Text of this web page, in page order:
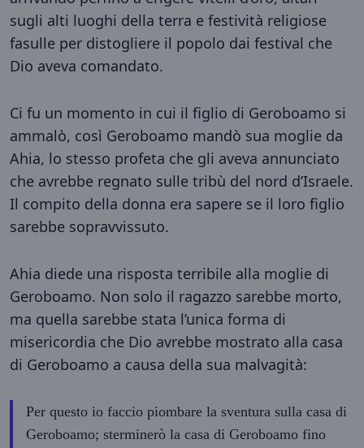
sugli alti luoghi della terra e festività religiose
fasulle per distogliere il popolo dai festival che
Dio aveva comandato.
Ci fu un momento in cui il figlio di Geroboamo si
ammalò, così Geroboamo mandò sua moglie da
Ahia, lo stesso profeta che gli aveva annunciato
che avrebbe regnato sulle tribù del nord d’Israele.
Il compito della donna era sapere se il loro figlio
sarebbe sopravvissuto.
Ahia diede una risposta terribile alla moglie di
Geroboamo. Non solo il ragazzo sarebbe morto,
ma quella sarebbe stata l’unica forma di
misericordia che Dio avrebbe mostrato alla casa
di Geroboamo a causa della sua malvagità:
Per questo io faccio piombare la sventura sulla casa di
Geroboamo; sterminerò la casa di Geroboamo fino